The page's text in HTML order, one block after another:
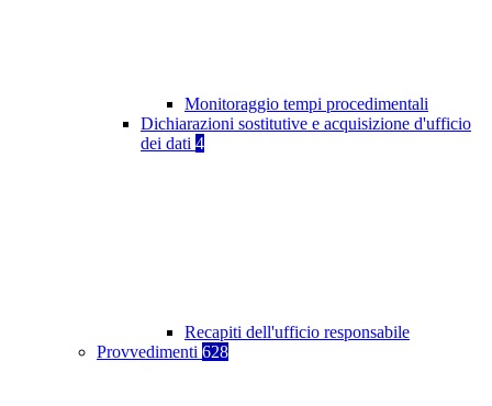
Monitoraggio tempi procedimentali
Dichiarazioni sostitutive e acquisizione d'ufficio
dei dati 4
Recapiti dell'ufficio responsabile
Provvedimenti 628